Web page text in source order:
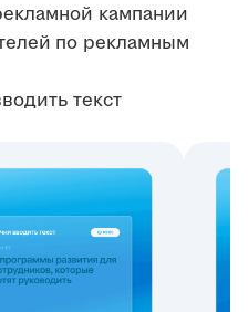
кампании
по рекламным
текст